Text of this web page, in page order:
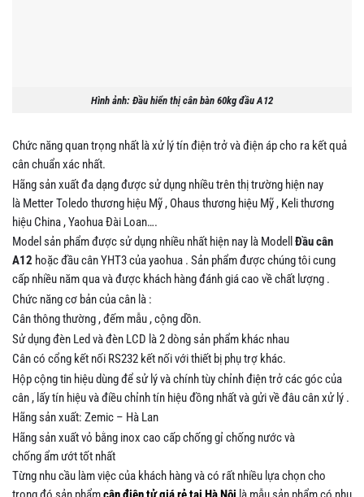
Hình ảnh: Đầu hiển thị cân bàn 60kg đầu A12
Chức năng quan trọng nhất là xử lý tín điện trở và điện áp cho ra kết quả
cân chuẩn xác nhất.
Hãng sản xuất đa dạng được sử dụng nhiều trên thị trường hiện nay
là Metter Toledo thương hiệu Mỹ , Ohaus thương hiệu Mỹ , Keli thương
hiệu China , Yaohua Đài Loan….
Model sản phẩm được sử dụng nhiều nhất hiện nay là Modell Đầu cân
A12 hoặc đầu cân YHT3 của yaohua . Sản phẩm được chúng tôi cung
cấp nhiều năm qua và được khách hàng đánh giá cao về chất lượng .
Chức năng cơ bản của cân là :
Cân thông thường , đếm mẫu , cộng dồn.
Sử dụng đèn Led và đèn LCD là 2 dòng sản phẩm khác nhau
Cân có cổng kết nối RS232 kết nối với thiết bị phụ trợ khác.
Hộp cộng tin hiệu dùng để sử lý và chính tùy chỉnh điện trở các góc của
cân , lấy tín hiệu và điều chỉnh tín hiệu đồng nhất và gửi về đâu cân xử lý .
Hãng sản xuất: Zemic – Hà Lan
Hãng sản xuất vỏ bằng inox cao cấp chống gỉ chống nước và
chống ẩm ướt tốt nhất
Từng nhu cầu làm việc của khách hàng và có rất nhiều lựa chọn cho